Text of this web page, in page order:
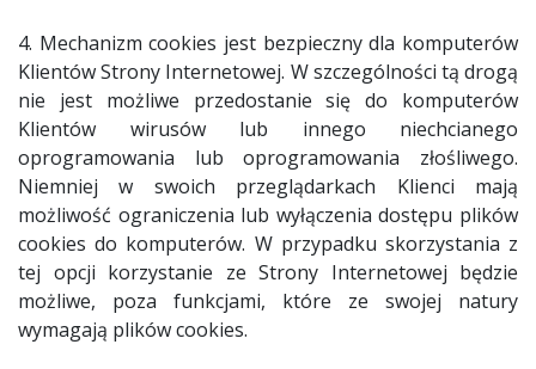
4. Mechanizm cookies jest bezpieczny dla komputerów
Klientów Strony Internetowej. W szczególności tą drogą
nie jest możliwe przedostanie się do komputerów
Klientów wirusów lub innego niechcianego
oprogramowania lub oprogramowania złośliwego.
Niemniej w swoich przeglądarkach Klienci mają
możliwość ograniczenia lub wyłączenia dostępu plików
cookies do komputerów. W przypadku skorzystania z
tej opcji korzystanie ze Strony Internetowej będzie
możliwe, poza funkcjami, które ze swojej natury
wymagają plików cookies.